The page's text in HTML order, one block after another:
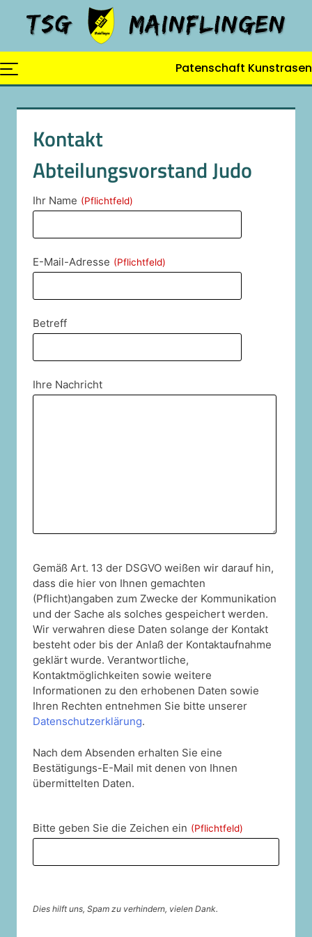
Patenschaft Kunstrasen
Kontakt
Abteilungsvorstand Judo
Ihr Name (Pflichtfeld)
E-Mail-Adresse (Pflichtfeld)
Betreff
Ihre Nachricht
Gemäß Art. 13 der DSGVO weißen wir darauf hin,
dass die hier von Ihnen gemachten
(Pflicht)angaben zum Zwecke der Kommunikation
und der Sache als solches gespeichert werden.
Wir verwahren diese Daten solange der Kontakt
besteht oder bis der Anlaß der Kontaktaufnahme
geklärt wurde. Verantwortliche,
Kontaktmöglichkeiten sowie weitere
Informationen zu den erhobenen Daten sowie
Ihren Rechten entnehmen Sie bitte unserer
Datenschutzerklärung.
Nach dem Absenden erhalten Sie eine
Bestätigungs-E-Mail mit denen von Ihnen
übermittelten Daten.
Bitte geben Sie die Zeichen ein (Pflichtfeld)
Dies hilft uns, Spam zu verhindern, vielen Dank.